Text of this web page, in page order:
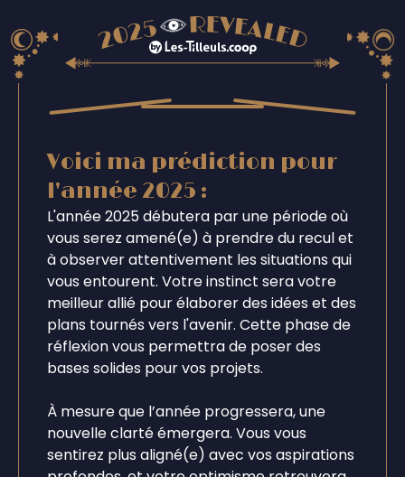
Voici ma prédiction pour
l'année 2025 :
L'année 2025 débutera par une période où
vous serez amené(e) à prendre du recul et
à observer attentivement les situations qui
vous entourent. Votre instinct sera votre
meilleur allié pour élaborer des idées et des
plans tournés vers l'avenir. Cette phase de
réflexion vous permettra de poser des
bases solides pour vos projets.
À mesure que l’année progressera, une
nouvelle clarté émergera. Vous vous
sentirez plus aligné(e) avec vos aspirations